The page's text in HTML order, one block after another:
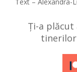
Ți-a
tinerilor